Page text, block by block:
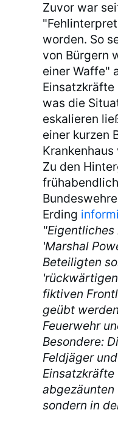
Zuvor war
worden. So
von Bürgern
einer Waffe"
was die
eskalieren
einer kurzen
Zu den
Erding
'Marshal
Beteiligten
fiktiven
geübt
Feuerwehr
Besondere:
Feldjäger
sondern in